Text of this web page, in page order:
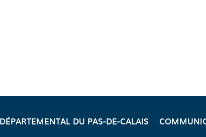
DU PAS-DE-CALAIS